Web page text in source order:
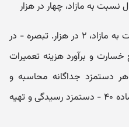
۳) از ۱۰۰ میلیون ریال به بالا، نسبت به مازاد، ۲ در هزار. تبصره - در
و برآورد هزینه تعمیرات
دستمزد جداگانه محاسبه و
مجموع آن پرداخت خواهد شد . ماده ۴۰ - دستمزد رسیدگی و تهیه